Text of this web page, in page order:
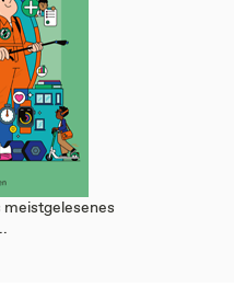
meistgelesenes